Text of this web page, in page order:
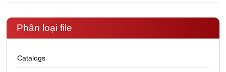
Phân loại file
Catalogs